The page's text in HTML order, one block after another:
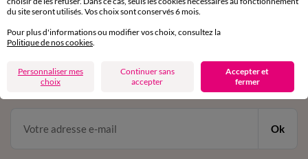
11€ Offerts
en vous inscrivant à la newsletter
dès 20€ d’achat
conditions dans votre email de confirmation
Ok
du site seront utilisés. Vos choix sont conservés 6 mois.
Pour plus d'informations ou modifier vos choix, consultez la
Politique de nos cookies
Personnaliser mes
choix
Continuer sans
accepter
Accepter et
fermer